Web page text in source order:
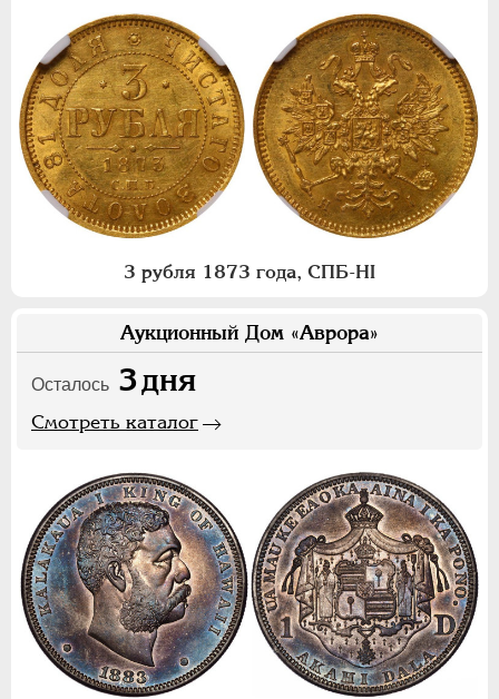
3 рубля 1873 года, СПБ-НI
Аукционный Дом «Аврора»
Осталось 3дня
Смотреть каталог